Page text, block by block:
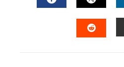
FACEBOOK